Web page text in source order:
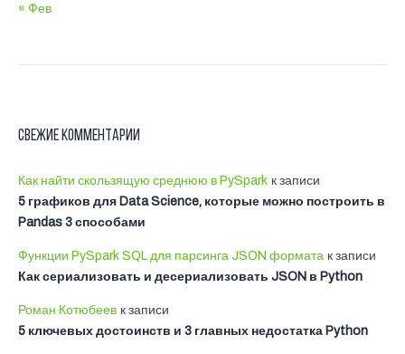
« Фев
Свежие комментарии
Как найти скользящую среднюю в PySpark к записи
5 графиков для Data Science, которые можно построить в
Pandas 3 способами
Функции PySpark SQL для парсинга JSON формата к записи
Как сериализовать и десериализовать JSON в Python
Роман Котюбеев к записи
5 ключевых достоинств и 3 главных недостатка Python